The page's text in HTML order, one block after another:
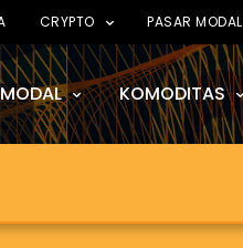
CRYPTO PASAR MODAL
KOMODITAS